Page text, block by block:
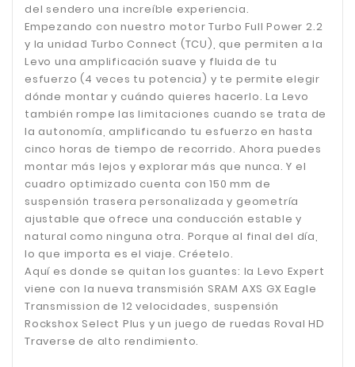
del sendero una increíble experiencia.
Empezando con nuestro motor Turbo Full Power 2.2
y la unidad Turbo Connect (TCU), que permiten a la
Levo una amplificación suave y fluida de tu
esfuerzo (4 veces tu potencia) y te permite elegir
dónde montar y cuándo quieres hacerlo. La Levo
también rompe las limitaciones cuando se trata de
la autonomía, amplificando tu esfuerzo en hasta
cinco horas de tiempo de recorrido. Ahora puedes
montar más lejos y explorar más que nunca. Y el
cuadro optimizado cuenta con 150 mm de
suspensión trasera personalizada y geometría
ajustable que ofrece una conducción estable y
natural como ninguna otra. Porque al final del día,
lo que importa es el viaje. Créetelo.
Aquí es donde se quitan los guantes: la Levo Expert
viene con la nueva transmisión SRAM AXS GX Eagle
Transmission de 12 velocidades, suspensión
Rockshox Select Plus y un juego de ruedas Roval HD
Traverse de alto rendimiento.